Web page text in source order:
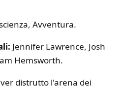
Avventura.
Jennifer Lawrence, Josh
Hemsworth.
distrutto l'arena dei